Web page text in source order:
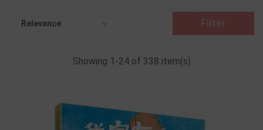
Relevance  Filter
Showing 1-24 of 338 item(s)